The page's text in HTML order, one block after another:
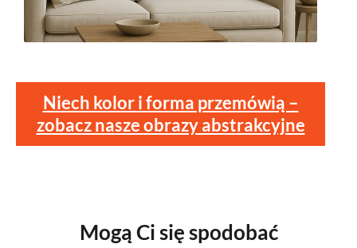
Niech kolor i forma przemówią –
zobacz nasze obrazy abstrakcyjne
Mogą Ci się spodobać